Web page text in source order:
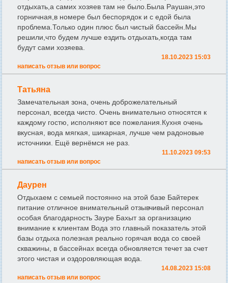
отдыхать,а самих хозяев там не было.Была Раушан,это
горничная,в номере был беспорядок и с едой была
проблема.Только один плюс был чистый бассейн.Мы
решили,что будем лучше ездить отдыхать,когда там
будут сами хозяева.
18.10.2023 15:03
написать отзыв или вопрос
Татьяна
Замечательная зона, очень доброжелательный
персонал, всегда чисто. Очень внимательно относятся к
каждому гостю, исполняют все пожелания.Кухня очень
вкусная, вода мягкая, шикарная, лучше чем радоновые
источники. Ещё вернёмся не раз.
11.10.2023 09:53
написать отзыв или вопрос
Даурен
Отдыхаем с семьей постоянно на этой базе Байтерек
питание отличное внимательный отзывчивый персонал
особая благодарность Зауре Бахыт за организацию
внимание к клиентам Вода это главный показатель этой
базы отдыха полезная реально горячая вода со своей
скважины, в бассейнах всегда обновляется течет за счет
этого чистая и оздоровляющая вода.
14.08.2023 15:08
написать отзыв или вопрос